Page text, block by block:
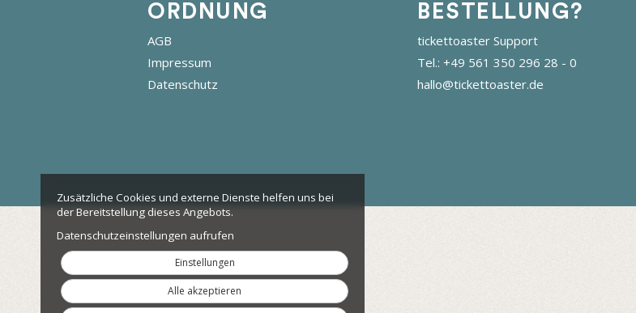
ORDNUNG
AGB
Impressum
Datenschutz
BESTELLUNG?
tickettoaster Support
Tel.: +49 561 350 296 28 - 0
hallo@tickettoaster.de
Zusätzliche Cookies und externe Dienste helfen uns bei
der Bereitstellung dieses Angebots.
Datenschutzeinstellungen aufrufen
Einstellungen
Alle akzeptieren